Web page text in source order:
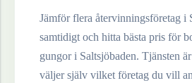
Jämför flera återvinningsföretag i
samtidigt och hitta bästa pris för
gungori Saltsjöbaden. Tjänsten
väljer själv vilket företag du vill